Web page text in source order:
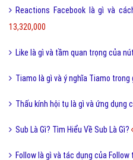
Reactions Facebook là gì và
13,320,000
Like là gì và tầm quan trọng của
Tiamo là gì và ý nghĩa Tiamo trong
Thấu kính hội tụ là gì và ứng dụng
Sub Là Gì? Tìm Hiểu Về Sub Là Gì?
Follow là gì và tác dụng của Follow